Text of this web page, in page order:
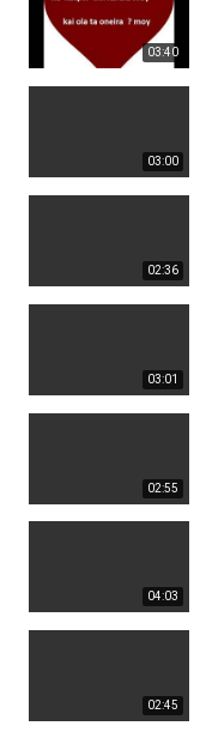
03:40
03:00
02:36
03:01
02:55
04:03
02:45